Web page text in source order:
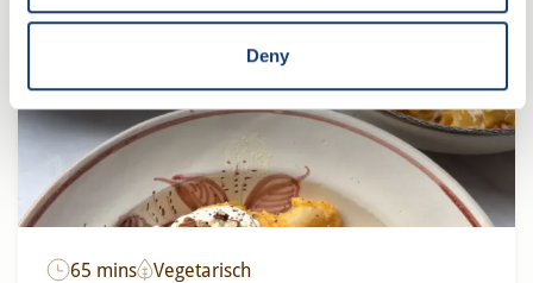
Deny
65 mins Vegetarisch